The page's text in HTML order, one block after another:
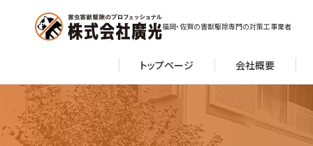
福岡・佐賀の害獣駆除専門の対策工事業者
トップページ 会社概要